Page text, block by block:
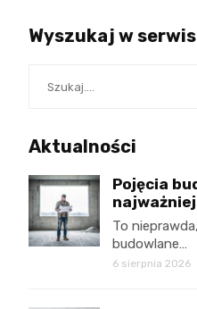
Wyszukaj w
Aktualności
Pojęcia
To
budowlane…
6 sierpnia 2026